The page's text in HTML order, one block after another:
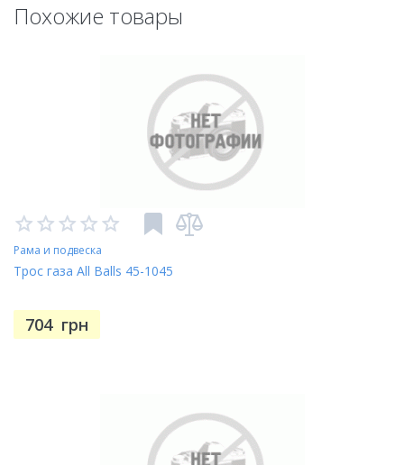
Похожие товары
Рама и подвеска
Трос газа All Balls 45-1045
704 грн